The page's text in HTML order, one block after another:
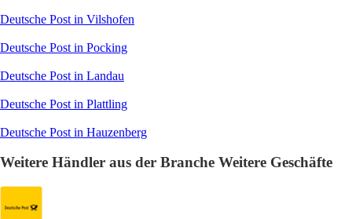
Deutsche Post in Vilshofen
Deutsche Post in Pocking
Deutsche Post in Landau
Deutsche Post in Plattling
Deutsche Post in Hauzenberg
Weitere Händler aus der Branche Weitere Geschäfte